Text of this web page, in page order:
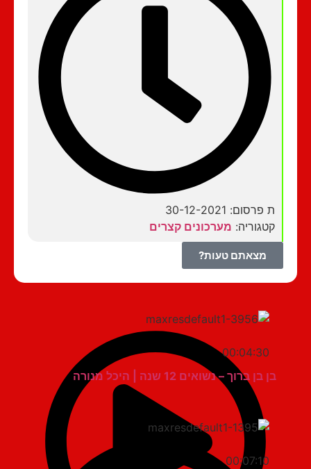
ת פרסום: 30-12-2021
קטגוריה:מערכונים קצרים
מצאתם טעות?
00:04:30
בן בן ברוך – נשואים 12 שנה | היכל מנורה
00:07:10